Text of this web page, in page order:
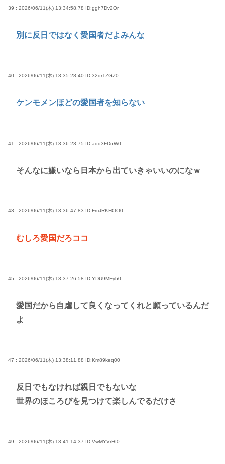
39 : 2026/06/11(木) 13:34:58.78 ID:ggh7Dv2Or
別に反日ではなく愛国者だよみんな
40 : 2026/06/11(木) 13:35:28.40 ID:32qrTZGZ0
ケンモメンほどの愛国者を知らない
41 : 2026/06/11(木) 13:36:23.75 ID:aqd3FDoW0
そんなに嫌いなら日本から出ていきゃいいのになｗ
43 : 2026/06/11(木) 13:36:47.83 ID:FmJRKHOO0
むしろ愛国だろココ
45 : 2026/06/11(木) 13:37:26.58 ID:YDU9MFyb0
愛国だから自虐して良くなってくれと願っているんだ
よ
47 : 2026/06/11(木) 13:38:11.88 ID:Km89keq00
反日でもなければ親日でもないな
世界のほころびを見つけて楽しんでるだけさ
49 : 2026/06/11(木) 13:41:14.37 ID:VwMYVrHf0